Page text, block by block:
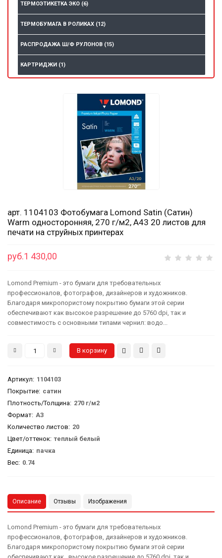
ТЕРМОЭТИКЕТКА ЭКО (6)
ТЕРМОБУМАГА В РОЛИКАХ (12)
РАСПРОДАЖА Ш/Ф РУЛОНОВ (15)
КАРТРИДЖИ (1)
арт. 1104103 Фотобумага Lomond Satin (Сатин)
Warm односторонняя, 270 г/м2, А43 20 листов для
печати на струйных принтерах
руб.1 430,00
Lomond Premium - это бумаги для требовательных
профессионалов, фотографов, дизайнеров и художников.
Благодаря микропористому покрытию бумаги этой серии
обеспечивают как высокое разрешение до 5760 dpi, так и
совместимость с основными типами чернил: водо...
Артикул: 1104103
Покрытие: сатин
Плотность/Толщина: 270 г/м2
Формат: А3
Количество листов: 20
Цвет/оттенок: теплый белый
Единица: пачка
Вес: 0.74
Описание Отзывы Изображения
Lomond Premium - это бумаги для требовательных
профессионалов, фотографов, дизайнеров и художников.
Благодаря микропористому покрытию бумаги этой серии